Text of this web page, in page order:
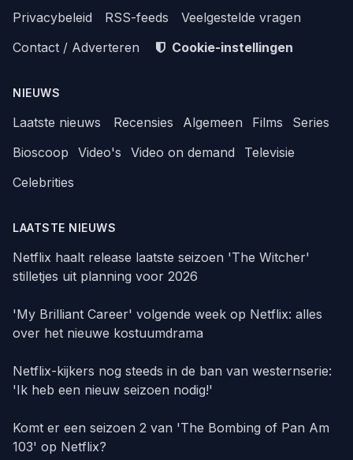
Privacybeleid
RSS-feeds
Veelgestelde vragen
Contact / Adverteren
Cookie-instellingen
NIEUWS
Laatste nieuws Recensies Algemeen Films
Series
Bioscoop
Video's Video on demand
Televisie
Celebrities
LAATSTE NIEUWS
Netflix haalt release laatste seizoen 'The Witcher'
stilletjes uit planning voor 2026
'My Brilliant Career' volgende week op Netflix: alles
over het nieuwe kostuumdrama
Netflix-kijkers nog steeds in de ban van westernserie:
'Ik heb een nieuw seizoen nodig!'
Komt er een seizoen 2 van 'The Bombing of Pan Am
103' op Netflix?